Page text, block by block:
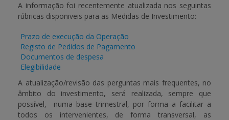
Entrar / Registar
A informação foi recentemente atualizada nos seguintas
rúbricas disponiveis para as Medidas de Investimento:
Prazo de execução da Operação
Registo de Pedidos de Pagamento
Documentos de despesa
Elegibilidade
A atualização/revisão das perguntas mais frequentes, no
âmbito do investimento, será realizada, sempre que
possível, numa base trimestral, por forma a facilitar a
todos os intervenientes, de forma transversal, as